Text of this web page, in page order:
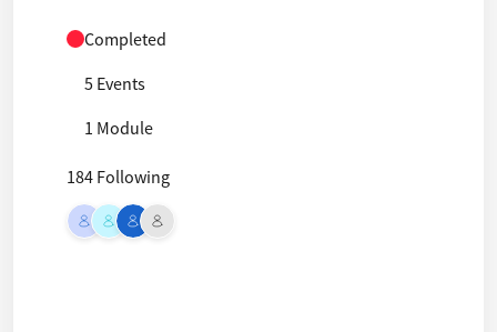
Completed
5 Events
1 Module
184 Following